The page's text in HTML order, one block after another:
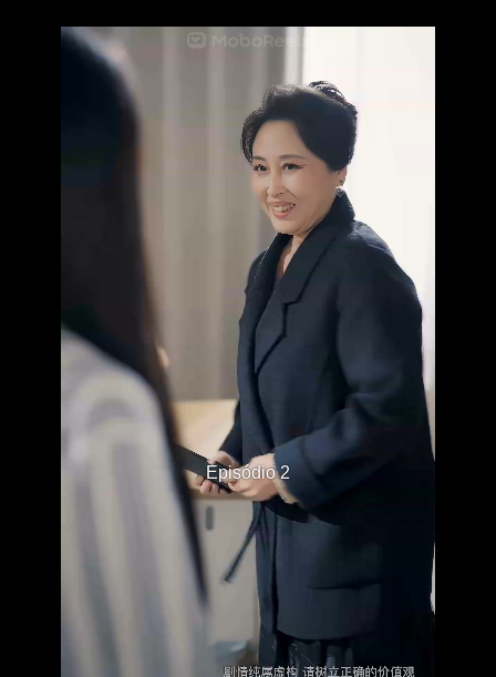
Episódio 2